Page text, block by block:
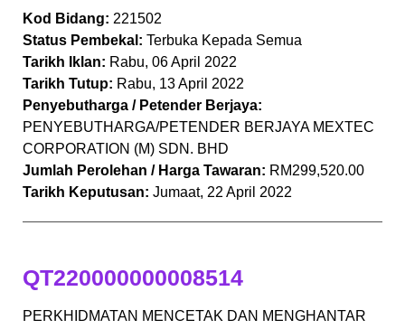
Kod Bidang: 221502
Status Pembekal: Terbuka Kepada Semua
Tarikh Iklan: Rabu, 06 April 2022
Tarikh Tutup: Rabu, 13 April 2022
Penyebutharga / Petender Berjaya:
PENYEBUTHARGA/PETENDER BERJAYA MEXTEC
CORPORATION (M) SDN. BHD
Jumlah Perolehan / Harga Tawaran: RM299,520.00
Tarikh Keputusan: Jumaat, 22 April 2022
QT220000000008514
PERKHIDMATAN MENCETAK DAN MENGHANTAR